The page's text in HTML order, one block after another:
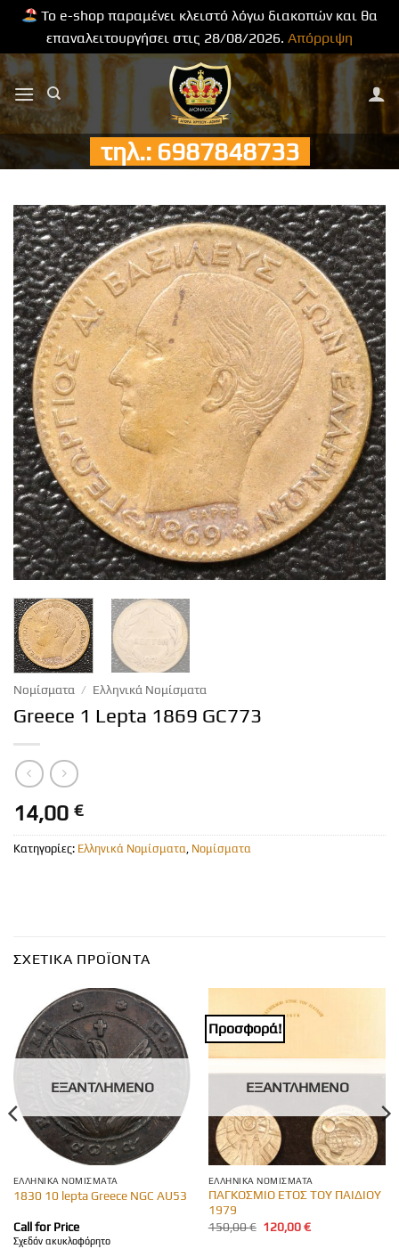
Το e-shop παραμένει κλειστό λόγω διακοπών και θα
επαναλειτουργήσει στις 28/08/2026. Απόρριψη
Μετάβαση
στο
περιεχόμενο
τηλ.: 6987848733
Νομίσματα / Ελληνικά Νομίσματα
Greece 1 Lepta 1869 GC773
14,00 €
Κατηγορίες: Ελληνικά Νομίσματα Νομίσματα
ΣΧΕΤΙΚΆ ΠΡΟΪΌΝΤΑ
ΕΞΑΝΤΛΗΜΈΝΟ
ΕΛΛΗΝΙΚΆ ΝΟΜΊΣΜΑΤΑ
1830 10 lepta Greece NGC AU53
Call for Price
Σχεδόν ακυκλοφόρητο
Προσφορά!
ΕΞΑΝΤΛΗΜΈΝΟ
ΕΛΛΗΝΙΚΆ ΝΟΜΊΣΜΑΤΑ
ΠΑΓΚΟΣΜΙΟ ΕΤΟΣ ΤΟΥ ΠΑΙΔΙΟΥ
1979
150,00€ Original
price
120,00€Η